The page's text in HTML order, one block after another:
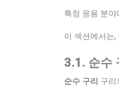
특정 응용 분야
이 섹션에서는,
3.1. 순수
순수 구리 구리